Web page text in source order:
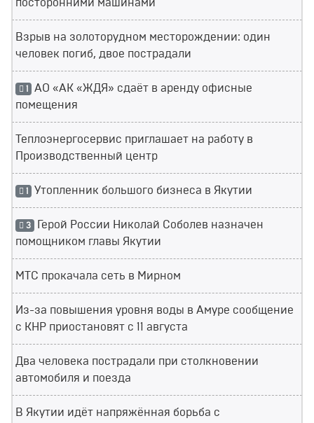
посторонними машинами
Взрыв на золоторудном месторождении: один
человек погиб, двое пострадали
1 АО «АК «ЖДЯ» сдаёт в аренду офисные
помещения
Теплоэнергосервис приглашает на работу в
Производственный центр
1 Утопленник большого бизнеса в Якутии
3 Герой России Николай Соболев назначен
помощником главы Якутии
МТС прокачала сеть в Мирном
Из-за повышения уровня воды в Амуре сообщение
с КНР приостановят с 11 августа
Два человека пострадали при столкновении
автомобиля и поезда
В Якутии идёт напряжённая борьба с